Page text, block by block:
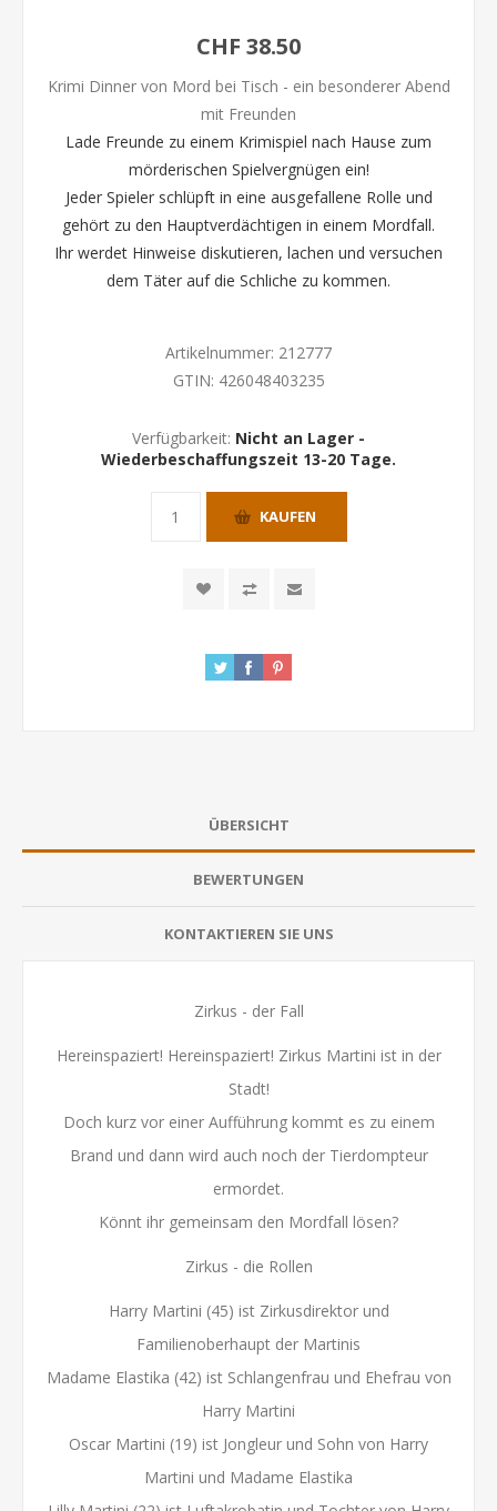
CHF 38.50
Krimi Dinner von Mord bei Tisch - ein besonderer Abend
mit Freunden
Lade Freunde zu einem Krimispiel nach Hause zum
mörderischen Spielvergnügen ein!
Jeder Spieler schlüpft in eine ausgefallene Rolle und
gehört zu den Hauptverdächtigen in einem Mordfall.
Ihr werdet Hinweise diskutieren, lachen und versuchen
dem Täter auf die Schliche zu kommen.
Artikelnummer: 212777
GTIN: 426048403235
Verfügbarkeit: Nicht an Lager -
Wiederbeschaffungszeit 13-20 Tage.
KAUFEN
ÜBERSICHT
BEWERTUNGEN
KONTAKTIEREN SIE UNS
Zirkus - der Fall
Hereinspaziert! Hereinspaziert! Zirkus Martini ist in der
Stadt!
Doch kurz vor einer Aufführung kommt es zu einem
Brand und dann wird auch noch der Tierdompteur
ermordet.
Könnt ihr gemeinsam den Mordfall lösen?
Zirkus - die Rollen
Harry Martini (45) ist Zirkusdirektor und
Familienoberhaupt der Martinis
Madame Elastika (42) ist Schlangenfrau und Ehefrau von
Harry Martini
Oscar Martini (19) ist Jongleur und Sohn von Harry
Martini und Madame Elastika